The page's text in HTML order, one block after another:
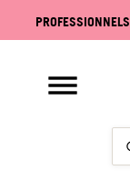
PROFESSIONNELS